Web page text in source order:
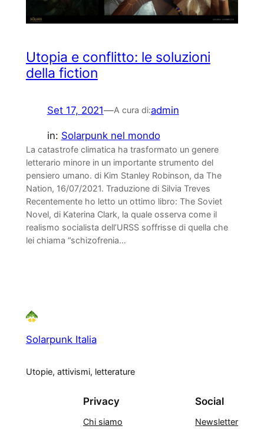
Utopia e conflitto: le soluzioni
della fiction
Set 17, 2021—A cura di:admin
in: Solarpunk nel mondo
La catastrofe climatica ha trasformato un genere
letterario minore in un importante strumento del
pensiero umano. di Kim Stanley Robinson, da The
Nation, 16/07/2021. Traduzione di Silvia Treves
Recentemente ho letto un ottimo libro: The Soviet
Novel, di Katerina Clark, la quale osserva come il
realismo socialista dell’URSS soffrisse di quella che
lei chiama “schizofrenia…
Solarpunk Italia
Utopie, attivismi, letterature
Privacy
Chi siamo
Social
Newsletter